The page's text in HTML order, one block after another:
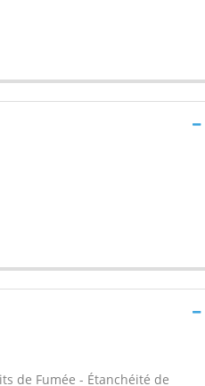
de Fumée - Étanchéité de